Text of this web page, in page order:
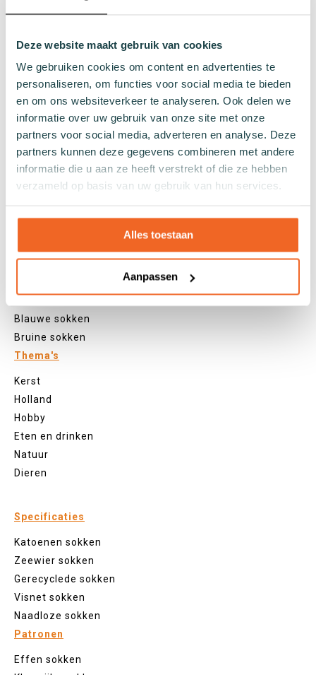
Deze website maakt gebruik van cookies
We gebruiken cookies om content en advertenties te
personaliseren, om functies voor social media te bieden
en om ons websiteverkeer te analyseren. Ook delen we
informatie over uw gebruik van onze site met onze
partners voor social media, adverteren en analyse. Deze
partners kunnen deze gegevens combineren met andere
informatie die u aan ze heeft verstrekt of die ze hebben
verzameld op basis van uw gebruik van hun services.
Alles toestaan
Aanpassen
Quarter sokken
Panty's
Kleuren
Veel kleurige sokken
Witte sokken
Zwarte sokken
Grijze sokken
Gele sokken
Roze sokken
Blauwe sokken
Bruine sokken
Thema's
Kerst
Holland
Hobby
Eten en drinken
Natuur
Dieren
Specificaties
Katoenen sokken
Zeewier sokken
Gerecyclede sokken
Visnet sokken
Naadloze sokken
Patronen
Effen sokken